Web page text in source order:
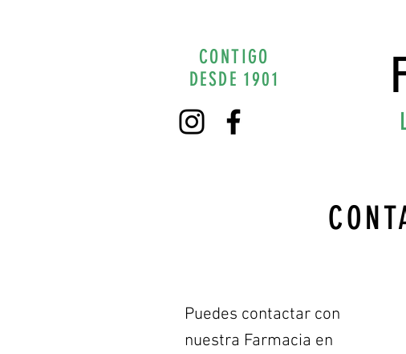
CONTIGO
DESDE 1901
Puedes contactar con
nuestra Farmacia en